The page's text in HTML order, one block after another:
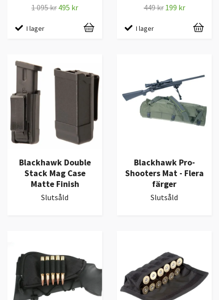
1 095 kr 495 kr
I lager
449 kr 199 kr
I lager
Blackhawk Double
Stack Mag Case
Matte Finish
Slutsåld
Blackhawk Pro-
Shooters Mat - Flera
färger
Slutsåld